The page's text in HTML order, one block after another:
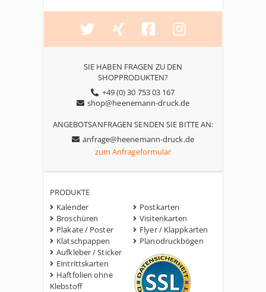
SIE HABEN FRAGEN ZU DEN
SHOPPRODUKTEN?
+49 (0) 30 753 03 167
shop@heenemann-druck.de
ANGEBOTSANFRAGEN SENDEN SIE BITTE AN:
anfrage@heenemann-druck.de
zum Anfrageformular
PRODUKTE
Kalender
Broschüren
Plakate / Poster
Klatschpappen
Aufkleber / Sticker
Eintrittskarten
Haftfolien ohne
Klebstoff
Postkarten
Visitenkarten
Flyer / Klappkarten
Planodruckbögen